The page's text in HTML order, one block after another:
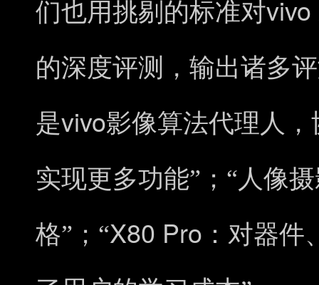
们也用挑剔的标准对
的深度评测，输出诸多
是vivo影像算法代理人
实现更多功能”；“人像
格”；“X80 Pro ：对器